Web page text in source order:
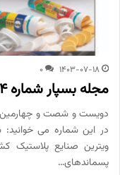
1403-07-18
0
مجله بسپار شماره 264 در نیمه مهرماه منتشر شد
دویست و شصت و چهارمین
در این شماره می
ویترین صنایع پلاستیک
پسماندهای…